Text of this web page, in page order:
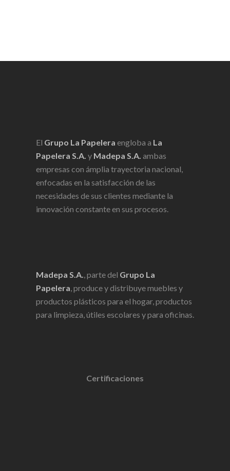
El Grupo La Papelera engloba a La
Papelera S.A. y Madepa S.A. ambas
empresas con ámplia trayectoria nacional,
enfocadas en la satisfacción de las
necesidades de sus clientes mediante la
innovación constante en sus procesos.
Madepa S.A., parte del Grupo La
Papelera, produce y distribuye muebles y
productos plásticos para el hogar, productos
para limpieza, útiles escolares y para oficinas.
Certificaciones